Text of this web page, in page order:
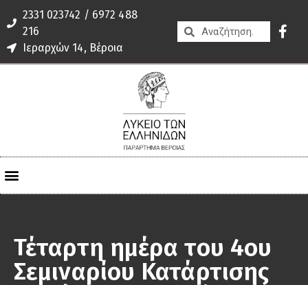
2331 023742 / 6972 488
216
Ιεραρχών 14, Βέροια
Τέταρτη ημέρα του 4ου
Σεμιναρίου Κατάρτισης